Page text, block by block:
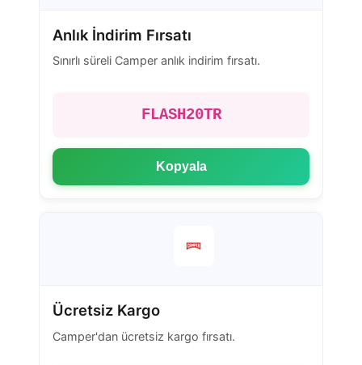
Anlık İndirim Fırsatı
Sınırlı süreli Camper anlık indirim fırsatı.
FLASH20TR
Kopyala
Ücretsiz Kargo
Camper'dan ücretsiz kargo fırsatı.